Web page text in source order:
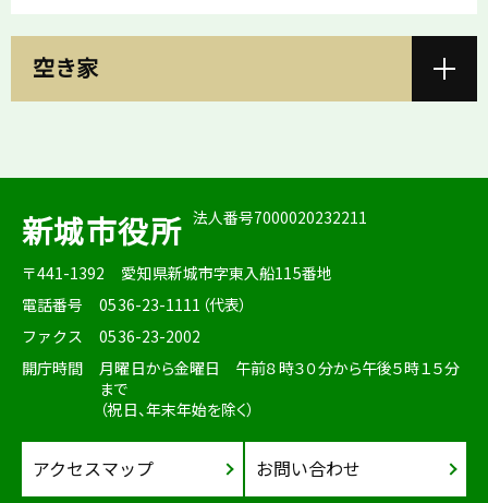
空き家
新城市役所 法人番号7000020232211
〒441-1392
愛知県新城市字東入船115番地
電話番号
0536-23-1111（代表）
ファクス
0536-23-2002
開庁時間
月曜日から金曜日 午前８時３０分から午後５時１５分
まで
（祝日、年末年始を除く）
アクセスマップ お問い合わせ